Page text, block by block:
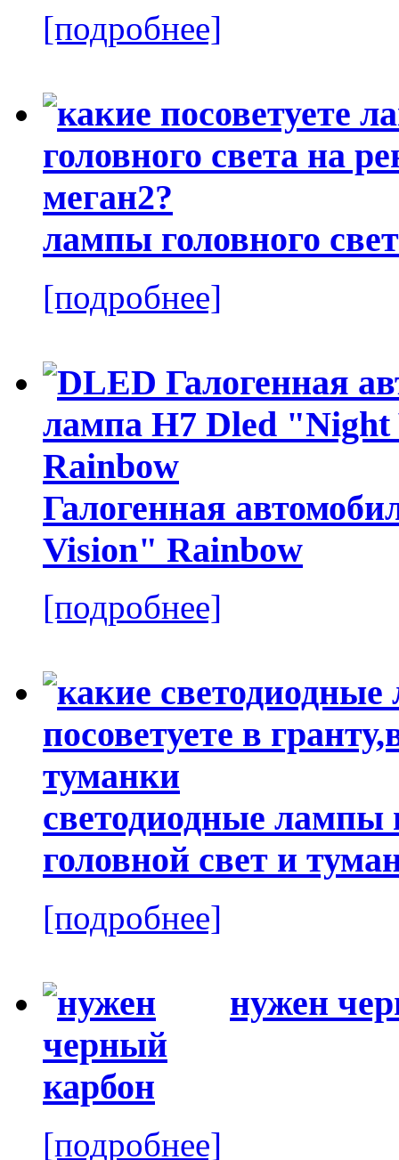
[подробнее]
лампы головного
[подробнее]
Галогенная
Vision" Rainbow
[подробнее]
светодиодные лампы
головной свет и
[подробнее]
нужен
[подробнее]